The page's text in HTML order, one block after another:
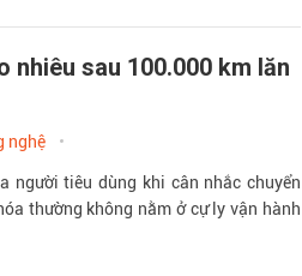
nhiêu sau 100.000 km lăn
nghệ
người tiêu dùng khi cân nhắc chuyển
thường không nằm ở cự ly vận hành